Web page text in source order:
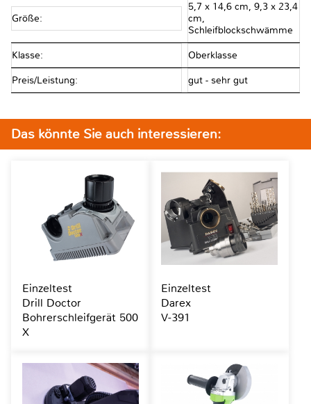
Größe:
5,7 x 14,6 cm, 9,3 x 23,4
cm,
Schleifblockschwämme
Klasse: Oberklasse
Preis/Leistung: gut - sehr gut
Das könnte Sie auch interessieren:
Einzeltest
Drill Doctor
Bohrerschleifgerät 500
X
Einzeltest
Darex
V-391